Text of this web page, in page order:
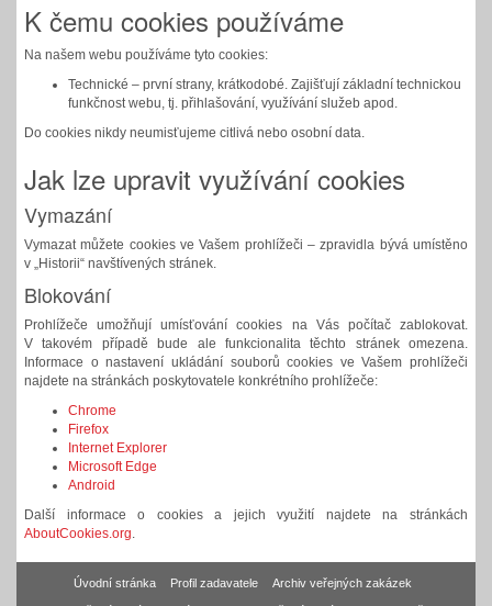
K čemu cookies používáme
Na našem webu používáme tyto cookies:
Technické – první strany, krátkodobé. Zajišťují základní technickou
funkčnost webu, tj. přihlašování, využívání služeb apod.
Do cookies nikdy neumisťujeme citlivá nebo osobní data.
Jak lze upravit využívání cookies
Vymazání
Vymazat můžete cookies ve Vašem prohlížeči – zpravidla bývá umístěno
v „Historii“ navštívených stránek.
Blokování
Prohlížeče umožňují umísťování cookies na Vás počítač zablokovat.
V takovém případě bude ale funkcionalita těchto stránek omezena.
Informace o nastavení ukládání souborů cookies ve Vašem prohlížeči
najdete na stránkách poskytovatele konkrétního prohlížeče:
Chrome
Firefox
Internet Explorer
Microsoft Edge
Android
Další informace o cookies a jejich využití najdete na stránkách
AboutCookies.org.
Úvodní stránka Profil zadavatele Archiv veřejných zakázek